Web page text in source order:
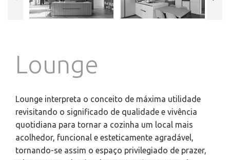
Lounge
Lounge interpreta o conceito de máxima utilidade
revisitando o significado de qualidade e vivência
quotidiana para tornar a cozinha um local mais
acolhedor, funcional e esteticamente agradável,
tornando-se assim o espaço privilegiado de prazer,